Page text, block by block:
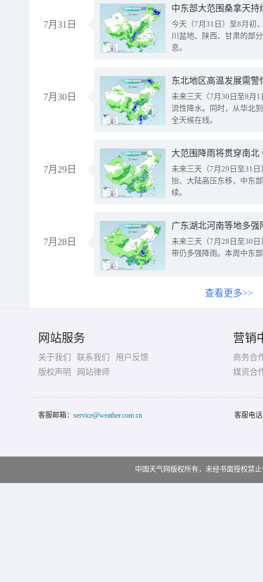
7月31日
中东部大范围桑拿天
今天（7月31日）至8月初
川盆地、陕西、甘肃的部
息。
7月30日
东北地区高温发展需
未来三天（7月30日至8月
流性降水。同时，从华北
全天候在线。
7月29日
大范围降雨将贯穿南
未来三天（7月29日至31
抬、大陆高压东移，中东
续。
7月28日
广东湖北河南等地多
未来三天（7月28日至30
带仍多强降雨。本周中东
查看更多>>
网站服务
关于我们 联系我们
用户反馈
版权声明
网站律师
营销
商务合
媒资合
客服邮箱： service@weather.com.cn 客服电
中国天气网版权所有，未经书面授权